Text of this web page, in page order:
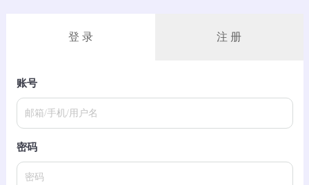
登 录 注 册
账号
密码